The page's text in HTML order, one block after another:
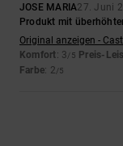
JOSE MARIA27. Juni
Produkt mit
Original anzeigen -
Komfort: 3/5 Preis-
Farbe: 2/5